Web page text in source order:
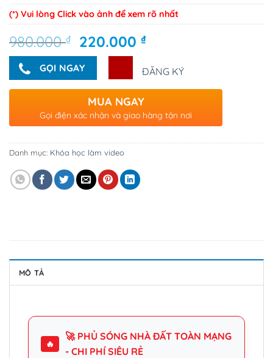
(*) Vui lòng Click vào ảnh để xem rõ nhất
980.000₫
Giá
gốc
là:
980.000 ₫.
220.000₫Giá
tại
là:
GỌI NGAY ĐĂNG KÝ
MUA NGAY
Gọi điện xác nhận và giao hàng tận nơi
Danh mục: Khóa học làm video
MÔ TẢ
🔥
🚀 PHỦ SÓNG NHÀ ĐẤT TOÀN MẠNG
- CHI PHÍ SIÊU RẺ